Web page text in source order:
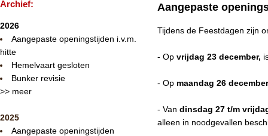
Archief:
2026
Aangepaste openingstijden i.v.m.
hitte
Hemelvaart gesloten
Bunker revisie
>> meer
2025
Aangepaste openingstijden
Aangepaste
Tijdens de Feestdagen zijn
- Op vrijdag 23 december,
- Op maandag 26 december
- Van dinsdag 27 t/m
alleen in noodgevallen